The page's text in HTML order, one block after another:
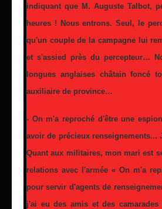
indiquant que M. Auguste Talbot,
heures ! Nous entrons. Seul, le
qu'un couple de la campagne lui
et s'assied près du percepteur…
longues anglaises châtain foncé
auxiliaire de province…
- On m'a reproché d'être une
avoir de précieux renseignements...
Quant aux militaires, mon mari est
relations avec l'armée « On m'a
pour servir d'agents de
j'ai eu des amis et des